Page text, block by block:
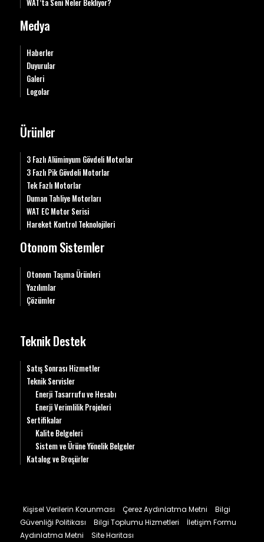
WAT’ta Seni Neler Bekliyor?
Medya
Haberler
Duyurular
Galeri
Logolar
Ürünler
3 Fazlı Alüminyum Gövdeli Motorlar
3 Fazlı Pik Gövdeli Motorlar
Tek Fazlı Motorlar
Duman Tahliye Motorları
WAT EC Motor Serisi
Hareket Kontrol Teknolojileri
Otonom Sistemler
Otonom Taşıma Ürünleri
Yazılımlar
Çözümler
Teknik Destek
Satış Sonrası Hizmetler
Teknik Servisler
Enerji Tasarrufu ve Hesabı
Enerji Verimlilik Projeleri
Sertifikalar
Kalite Belgeleri
Sistem ve Ürüne Yönelik Belgeler
Katalog ve Broşürler
Kişisel Verilerin Korunması Çerez Aydınlatma Metni
Bilgi
Güvenliği Politikası
Bilgi Toplumu Hizmetleri
İletişim Formu
Aydınlatma Metni
Site Haritası